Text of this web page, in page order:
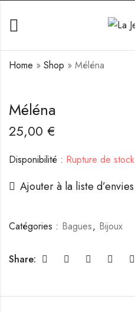
Home » Shop » Méléna
Méléna
25,00 €
Disponibilité : Rupture de stock
Ajouter à la liste d’envies
Catégories : Bagues, Bijoux
Share: